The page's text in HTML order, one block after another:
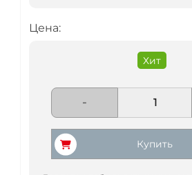
Цена:
Хит
-
Купить